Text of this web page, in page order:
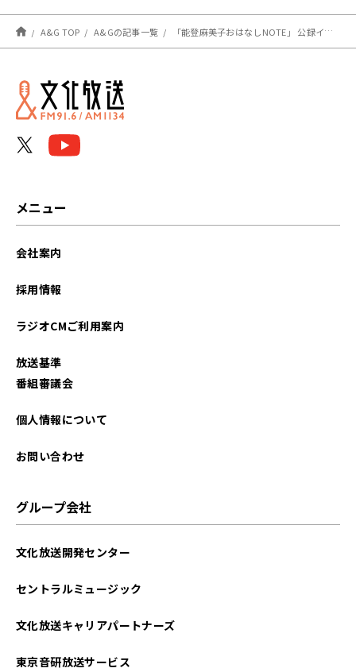
れた男」SP～』#2
A&G TOP A&Gの記事一覧 「能登麻美子おはなしNOTE」 公録イベント開催決定！
メニュー
会社案内
採用情報
ラジオCMご利用案内
放送基準
番組審議会
個人情報について
お問い合わせ
グループ会社
文化放送開発センター
セントラルミュージック
文化放送キャリアパートナーズ
東京音研放送サービス